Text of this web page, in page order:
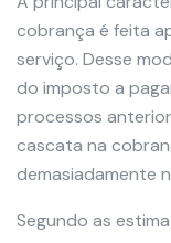
cobrança é feita
serviço. Desse
do imposto a
processos
cascata na
demasiadamente
Segundo as